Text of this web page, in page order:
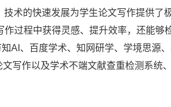
术的快速发展为学生论文写作提供了
过程中获得灵感、提升效率，还能够
AI、百度学术、知网研学、学境思源
写作以及学术不端文献查重检测系统